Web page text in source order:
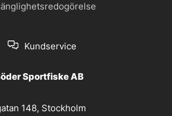
Kundservice
Sportfiske AB
148, Stockholm